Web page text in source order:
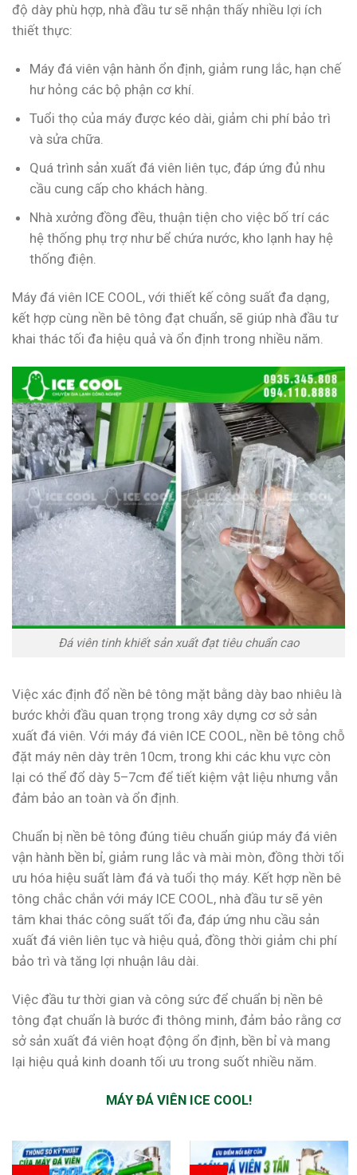
độ dày phù hợp, nhà đầu tư sẽ nhận thấy nhiều lợi ích
thiết thực:
Máy đá viên vận hành ổn định, giảm rung lắc, hạn chế
hư hỏng các bộ phận cơ khí.
Tuổi thọ của máy được kéo dài, giảm chi phí bảo trì
và sửa chữa.
Quá trình sản xuất đá viên liên tục, đáp ứng đủ nhu
cầu cung cấp cho khách hàng.
Nhà xưởng đồng đều, thuận tiện cho việc bố trí các
hệ thống phụ trợ như bể chứa nước, kho lạnh hay hệ
thống điện.
Máy đá viên ICE COOL, với thiết kế công suất đa dạng,
kết hợp cùng nền bê tông đạt chuẩn, sẽ giúp nhà đầu tư
khai thác tối đa hiệu quả và ổn định trong nhiều năm.
Đá viên tinh khiết sản xuất đạt tiêu chuẩn cao
Việc xác định đổ nền bê tông mặt bằng dày bao nhiêu là
bước khởi đầu quan trọng trong xây dựng cơ sở sản
xuất đá viên. Với máy đá viên ICE COOL, nền bê tông chỗ
đặt máy nên dày trên 10cm, trong khi các khu vực còn
lại có thể đổ dày 5–7cm để tiết kiệm vật liệu nhưng vẫn
đảm bảo an toàn và ổn định.
Chuẩn bị nền bê tông đúng tiêu chuẩn giúp máy đá viên
vận hành bền bỉ, giảm rung lắc và mài mòn, đồng thời tối
ưu hóa hiệu suất làm đá và tuổi thọ máy. Kết hợp nền bê
tông chắc chắn với máy ICE COOL, nhà đầu tư sẽ yên
tâm khai thác công suất tối đa, đáp ứng nhu cầu sản
xuất đá viên liên tục và hiệu quả, đồng thời giảm chi phí
bảo trì và tăng lợi nhuận lâu dài.
Việc đầu tư thời gian và công sức để chuẩn bị nền bê
tông đạt chuẩn là bước đi thông minh, đảm bảo rằng cơ
sở sản xuất đá viên hoạt động ổn định, bền bỉ và mang
lại hiệu quả kinh doanh tối ưu trong suốt nhiều năm.
MÁY ĐÁ VIÊN ICE COOL!